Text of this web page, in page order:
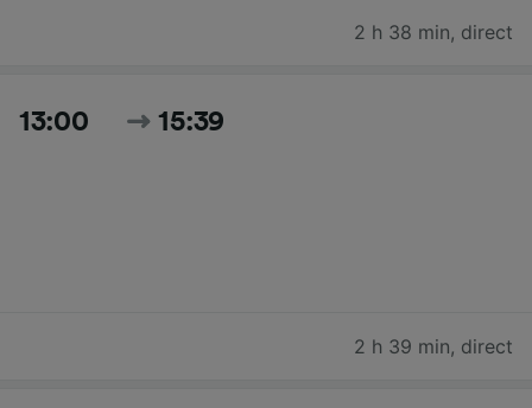
2 h 38 min, direct
13:00 15:39
2 h 39 min, direct